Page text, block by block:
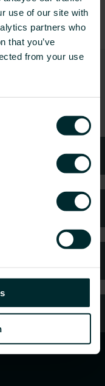
use of our site with
partners who
that you’ve
from your use
kanalików
z
zapytaniem.